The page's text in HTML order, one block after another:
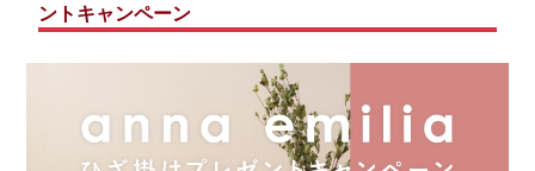
ントキャンペーン